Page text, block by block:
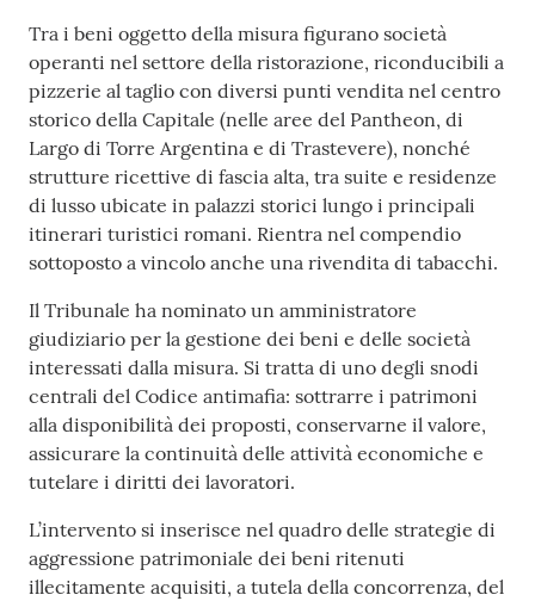
Tra i beni oggetto della misura figurano società
operanti nel settore della ristorazione, riconducibili a
pizzerie al taglio con diversi punti vendita nel centro
storico della Capitale (nelle aree del Pantheon, di
Largo di Torre Argentina e di Trastevere), nonché
strutture ricettive di fascia alta, tra suite e residenze
di lusso ubicate in palazzi storici lungo i principali
itinerari turistici romani. Rientra nel compendio
sottoposto a vincolo anche una rivendita di tabacchi.
Il Tribunale ha nominato un amministratore
giudiziario per la gestione dei beni e delle società
interessati dalla misura. Si tratta di uno degli snodi
centrali del Codice antimafia: sottrarre i patrimoni
alla disponibilità dei proposti, conservarne il valore,
assicurare la continuità delle attività economiche e
tutelare i diritti dei lavoratori.
L’intervento si inserisce nel quadro delle strategie di
aggressione patrimoniale dei beni ritenuti
illecitamente acquisiti, a tutela della concorrenza, del